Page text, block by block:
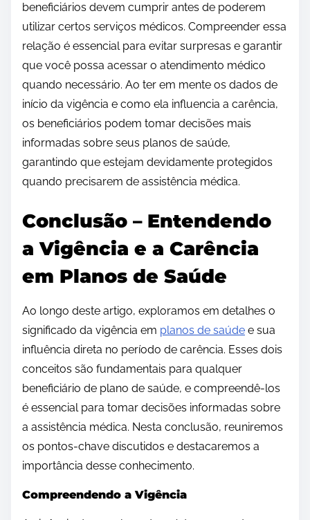
beneficiários devem cumprir antes de poderem
utilizar certos serviços médicos. Compreender essa
relação é essencial para evitar surpresas e garantir
que você possa acessar o atendimento médico
quando necessário. Ao ter em mente os dados de
início da vigência e como ela influencia a carência,
os beneficiários podem tomar decisões mais
informadas sobre seus planos de saúde,
garantindo que estejam devidamente protegidos
quando precisarem de assistência médica.
Conclusão – Entendendo
a Vigência e a Carência
em Planos de Saúde
Ao longo deste artigo, exploramos em detalhes o
significado da vigência em planos de saúde e sua
influência direta no período de carência. Esses dois
conceitos são fundamentais para qualquer
beneficiário de plano de saúde, e compreendê-los
é essencial para tomar decisões informadas sobre
a assistência médica. Nesta conclusão, reuniremos
os pontos-chave discutidos e destacaremos a
importância desse conhecimento.
Compreendendo a Vigência